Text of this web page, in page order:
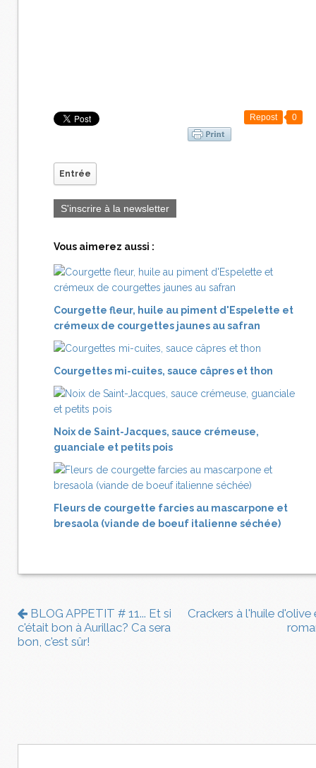
Repost 0
Entrée
S'inscrire à la newsletter
Vous aimerez aussi :
Courgette fleur, huile au piment d'Espelette et
crémeux de courgettes jaunes au safran
Courgettes mi-cuites, sauce câpres et thon
Noix de Saint-Jacques, sauce crémeuse,
guanciale et petits pois
Fleurs de courgette farcies au mascarpone et
bresaola (viande de boeuf italienne séchée)
BLOG APPETIT # 11... Et si
c'était bon à Aurillac? Ca sera
bon, c'est sûr!
Crackers à l'huile d'olive